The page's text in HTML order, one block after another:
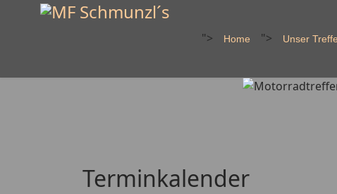
"> Home "> Unser
Terminkalender